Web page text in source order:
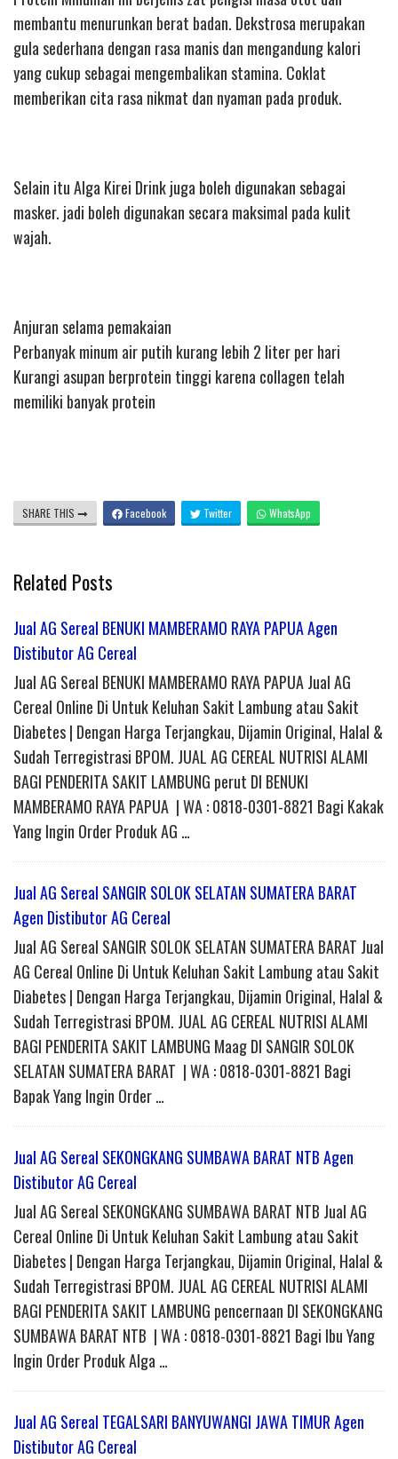
membantu menurunkan berat badan. Dekstrosa merupakan
gula sederhana dengan rasa manis dan mengandung kalori
yang cukup sebagai mengembalikan stamina. Coklat
memberikan cita rasa nikmat dan nyaman pada produk.
Selain itu Alga Kirei Drink juga boleh digunakan sebagai
masker. jadi boleh digunakan secara maksimal pada kulit
wajah.
Anjuran selama pemakaian
Perbanyak minum air putih kurang lebih 2 liter per hari
Kurangi asupan berprotein tinggi karena collagen telah
memiliki banyak protein
SHARE THIS Facebook Twitter WhatsApp
Related Posts
Jual AG Sereal BENUKI MAMBERAMO RAYA PAPUA Agen
Distibutor AG Cereal
Jual AG Sereal BENUKI MAMBERAMO RAYA PAPUA Jual AG
Cereal Online Di Untuk Keluhan Sakit Lambung atau Sakit
Diabetes | Dengan Harga Terjangkau, Dijamin Original, Halal &
Sudah Terregistrasi BPOM. JUAL AG CEREAL NUTRISI ALAMI
BAGI PENDERITA SAKIT LAMBUNG perut DI BENUKI
MAMBERAMO RAYA PAPUA | WA : 0818-0301-8821 Bagi Kakak
Yang Ingin Order Produk AG …
Jual AG Sereal SANGIR SOLOK SELATAN SUMATERA BARAT
Agen Distibutor AG Cereal
Jual AG Sereal SANGIR SOLOK SELATAN SUMATERA BARAT Jual
AG Cereal Online Di Untuk Keluhan Sakit Lambung atau Sakit
Diabetes | Dengan Harga Terjangkau, Dijamin Original, Halal &
Sudah Terregistrasi BPOM. JUAL AG CEREAL NUTRISI ALAMI
BAGI PENDERITA SAKIT LAMBUNG Maag DI SANGIR SOLOK
SELATAN SUMATERA BARAT | WA : 0818-0301-8821 Bagi
Bapak Yang Ingin Order …
Jual AG Sereal SEKONGKANG SUMBAWA BARAT NTB Agen
Distibutor AG Cereal
Jual AG Sereal SEKONGKANG SUMBAWA BARAT NTB Jual AG
Cereal Online Di Untuk Keluhan Sakit Lambung atau Sakit
Diabetes | Dengan Harga Terjangkau, Dijamin Original, Halal &
Sudah Terregistrasi BPOM. JUAL AG CEREAL NUTRISI ALAMI
BAGI PENDERITA SAKIT LAMBUNG pencernaan DI SEKONGKANG
SUMBAWA BARAT NTB | WA : 0818-0301-8821 Bagi Ibu Yang
Ingin Order Produk Alga …
Jual AG Sereal TEGALSARI BANYUWANGI JAWA TIMUR Agen
Distibutor AG Cereal